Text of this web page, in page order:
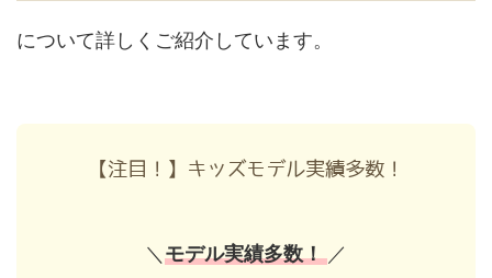
について詳しくご紹介しています。
【注目！】キッズモデル実績多数！
＼ モデル実績多数！／